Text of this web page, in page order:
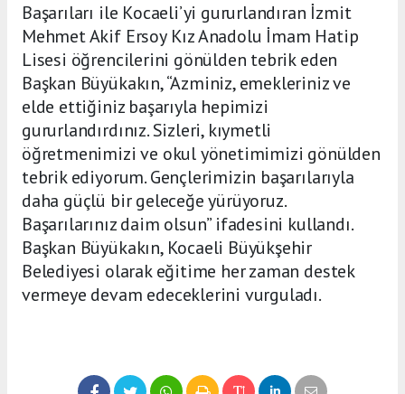
Başarıları ile Kocaeli’yi gururlandıran İzmit
Mehmet Akif Ersoy Kız Anadolu İmam Hatip
Lisesi öğrencilerini gönülden tebrik eden
Başkan Büyükakın, “Azminiz, emekleriniz ve
elde ettiğiniz başarıyla hepimizi
gururlandırdınız. Sizleri, kıymetli
öğretmenimizi ve okul yönetimimizi gönülden
tebrik ediyorum. Gençlerimizin başarılarıyla
daha güçlü bir geleceğe yürüyoruz.
Başarılarınız daim olsun” ifadesini kullandı.
Başkan Büyükakın, Kocaeli Büyükşehir
Belediyesi olarak eğitime her zaman destek
vermeye devam edeceklerini vurguladı.